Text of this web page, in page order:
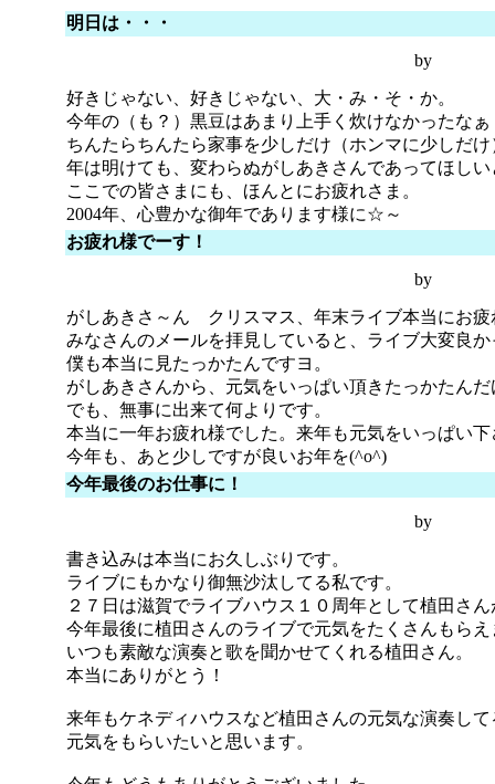
明日は・・・
by
好きじゃない、好きじゃない、大・み・そ・か。
今年の（も？）黒豆はあまり上手く炊けなかったな
ちんたらちんたら家事を少しだけ（ホンマに少しだ
年は明けても、変わらぬがしあきさんであってほしい
ここでの皆さまにも、ほんとにお疲れさま。
2004年、心豊かな御年であります様に☆～
お疲れ様でーす！
by
がしあきさ～ん クリスマス、年末ライブ本当にお疲
みなさんのメールを拝見していると、ライブ大変良
僕も本当に見たっかたんですヨ。
がしあきさんから、元気をいっぱい頂きたっかたんだ
でも、無事に出来て何よりです。
本当に一年お疲れ様でした。来年も元気をいっぱい下
今年も、あと少しですが良いお年を(^o^)
今年最後のお仕事に！
by
書き込みは本当にお久しぶりです。
ライブにもかなり御無沙汰してる私です。
２７日は滋賀でライブハウス１０周年として植田さ
今年最後に植田さんのライブで元気をたくさんもらえ
いつも素敵な演奏と歌を聞かせてくれる植田さん。
本当にありがとう！
来年もケネディハウスなど植田さんの元気な演奏して
元気をもらいたいと思います。